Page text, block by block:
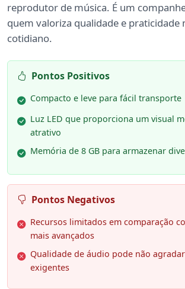
reprodutor de música. É um
quem valoriza qualidade e praticidade
cotidiano.
Pontos Positivos
Compacto e leve para fácil transporte
Luz LED que proporciona um visual
atrativo
Memória de 8 GB para armazenar
Pontos Negativos
Recursos limitados em comparação
mais avançados
Qualidade de áudio pode não
exigentes